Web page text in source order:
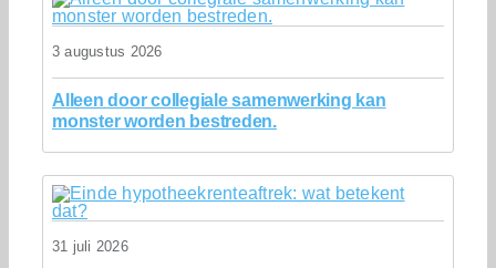
3 augustus 2026
Alleen door collegiale samenwerking kan
monster worden bestreden.
31 juli 2026